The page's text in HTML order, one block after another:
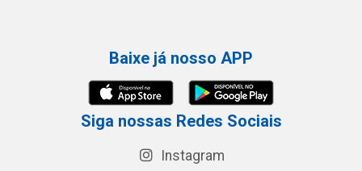
Baixe já nosso APP
Siga nossas Redes Sociais
Instagram